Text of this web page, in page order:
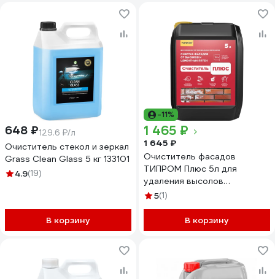
648 ₽129.6 ₽/л
Очиститель стекол и зеркал
Grass Clean Glass 5 кг 133101
4.9(19)
В корзину
-11%
1 465 ₽
1 645 ₽
Очиститель фасадов
ТИПРОМ Плюс 5л для
удаления высолов
RM000008045
5(1)
В корзину